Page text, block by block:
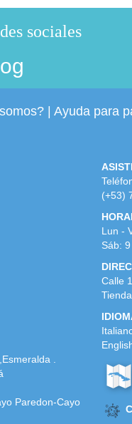
sociales
| Ayuda para
.
Paredon-Cayo
(+53)
Lun -
Sáb:
Calle